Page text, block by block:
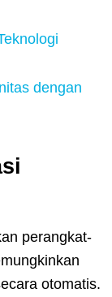
dengan
perangkat-
otomatis.